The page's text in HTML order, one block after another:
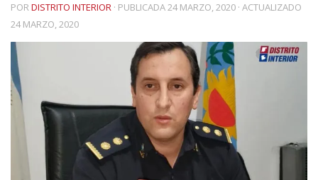
PORDISTRITO INTERIOR · PUBLICADA24 MARZO, 2020 · ACTUALIZADO
24 MARZO, 2020